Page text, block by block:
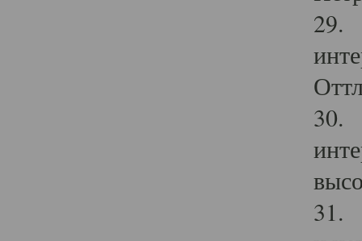
29.
30.
31.